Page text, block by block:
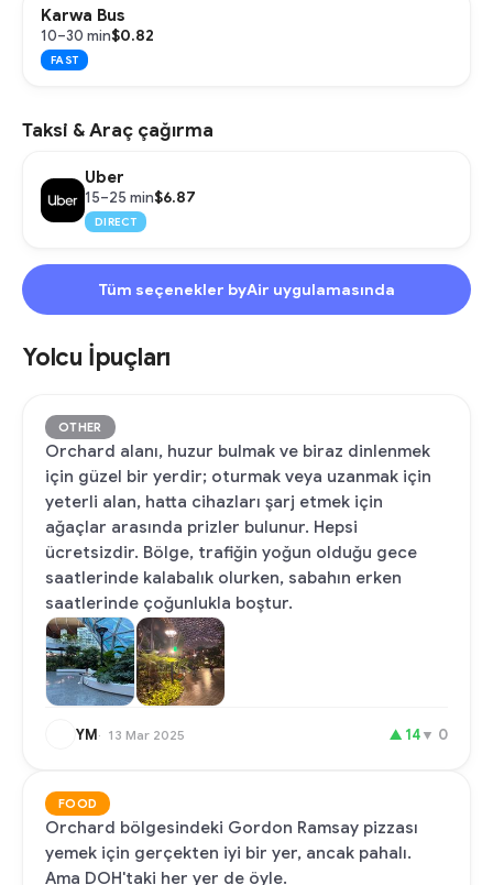
Karwa Bus
10–30 min$0.82
FAST
Taksi & Araç çağırma
Uber
15–25 min$6.87
DIRECT
Tüm seçenekler byAir uygulamasında
Yolcu İpuçları
OTHER
Orchard alanı, huzur bulmak ve biraz dinlenmek
için güzel bir yerdir; oturmak veya uzanmak için
yeterli alan, hatta cihazları şarj etmek için
ağaçlar arasında prizler bulunur. Hepsi
ücretsizdir. Bölge, trafiğin yoğun olduğu gece
saatlerinde kalabalık olurken, sabahın erken
saatlerinde çoğunlukla boştur.
YM 13 Mar 2025 ▲ 14▼ 0
FOOD
Orchard bölgesindeki Gordon Ramsay pizzası
yemek için gerçekten iyi bir yer, ancak pahalı.
Ama DOH'taki her yer de öyle.